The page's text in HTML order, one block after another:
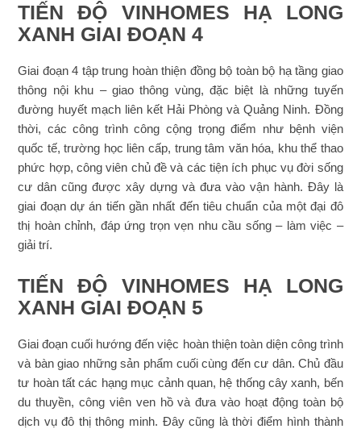
TIẾN ĐỘ VINHOMES HẠ LONG
XANH GIAI ĐOẠN 4
Giai đoạn 4 tập trung hoàn thiện đồng bộ toàn bộ hạ tầng giao
thông nội khu – giao thông vùng, đặc biệt là những tuyến
đường huyết mạch liên kết Hải Phòng và Quảng Ninh. Đồng
thời, các công trình công cộng trọng điểm như bệnh viện
quốc tế, trường học liên cấp, trung tâm văn hóa, khu thể thao
phức hợp, công viên chủ đề và các tiện ích phục vụ đời sống
cư dân cũng được xây dựng và đưa vào vận hành. Đây là
giai đoạn dự án tiến gần nhất đến tiêu chuẩn của một đại đô
thị hoàn chỉnh, đáp ứng trọn vẹn nhu cầu sống – làm việc –
giải trí.
TIẾN ĐỘ VINHOMES HẠ LONG
XANH GIAI ĐOẠN 5
Giai đoạn cuối hướng đến việc hoàn thiện toàn diện công trình
và bàn giao những sản phẩm cuối cùng đến cư dân. Chủ đầu
tư hoàn tất các hạng mục cảnh quan, hệ thống cây xanh, bến
du thuyền, công viên ven hồ và đưa vào hoạt động toàn bộ
dịch vụ đô thị thông minh. Đây cũng là thời điểm hình thành